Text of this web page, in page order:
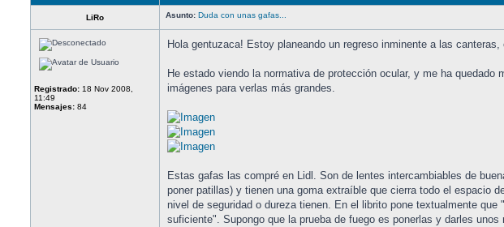
LiRo Asunto: Duda con unas gafas...
Registrado: 18 Nov 2008,
11:49
Mensajes: 84
Hola gentuzaca! Estoy planeando un regreso inminente a las
He estado viendo la normativa de protección ocular, y me ha
imágenes para verlas más grandes.
Estas gafas las compré en Lidl. Son de lentes intercambiables de
poner patillas) y tienen una goma extraíble que cierra todo el espacio
nivel de seguridad o dureza tienen. En el librito pone textualmente
suficiente". Supongo que la prueba de fuego es ponerlas y darles